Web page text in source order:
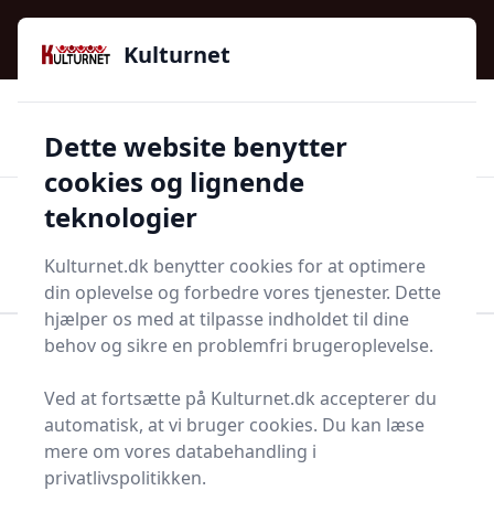
Kulturnet - Alt Det Gode I Livet | Din Kulturguide Siden
2016
97 kategorier 👍Kun godkendte butikker
Start søgning
Bolig og indretning
Pomponer - 26 på lager
Kulturnet
Dette website benytter
cookies og lignende
teknologier
Kulturnet.dk benytter cookies for at optimere
din oplevelse og forbedre vores tjenester. Dette
hjælper os med at tilpasse indholdet til dine
behov og sikre en problemfri brugeroplevelse.
Ved at fortsætte på Kulturnet.dk accepterer du
automatisk, at vi bruger cookies. Du kan læse
mere om vores databehandling i
privatlivspolitikken.